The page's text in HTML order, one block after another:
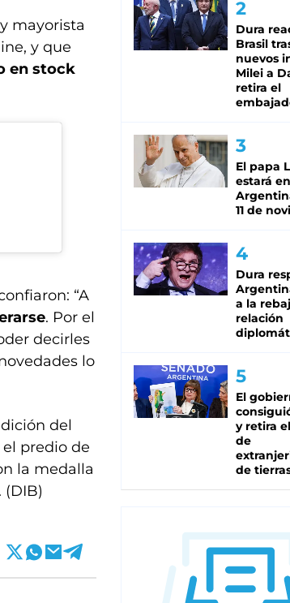
mayorista
y que
en stock
“A
. Por el
decirles
lo
del
el predio de
la medalla
(DIB)
Dura
Brasil
nuevos
Milei a
retira el
El papa
estará
11 de
Dura
a la
relación
El
y retira
de
de